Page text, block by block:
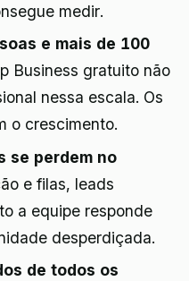
medir.
e mais de 100
Business gratuito não
nessa escala. Os
o crescimento.
se perdem no
e filas, leads
a equipe responde
desperdiçada.
de todos os